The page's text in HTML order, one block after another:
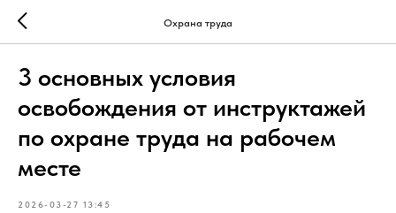
Охрана труда
3 основных условия
освобождения от инструктажей
по охране труда на рабочем
месте
2026-03-27 13:45